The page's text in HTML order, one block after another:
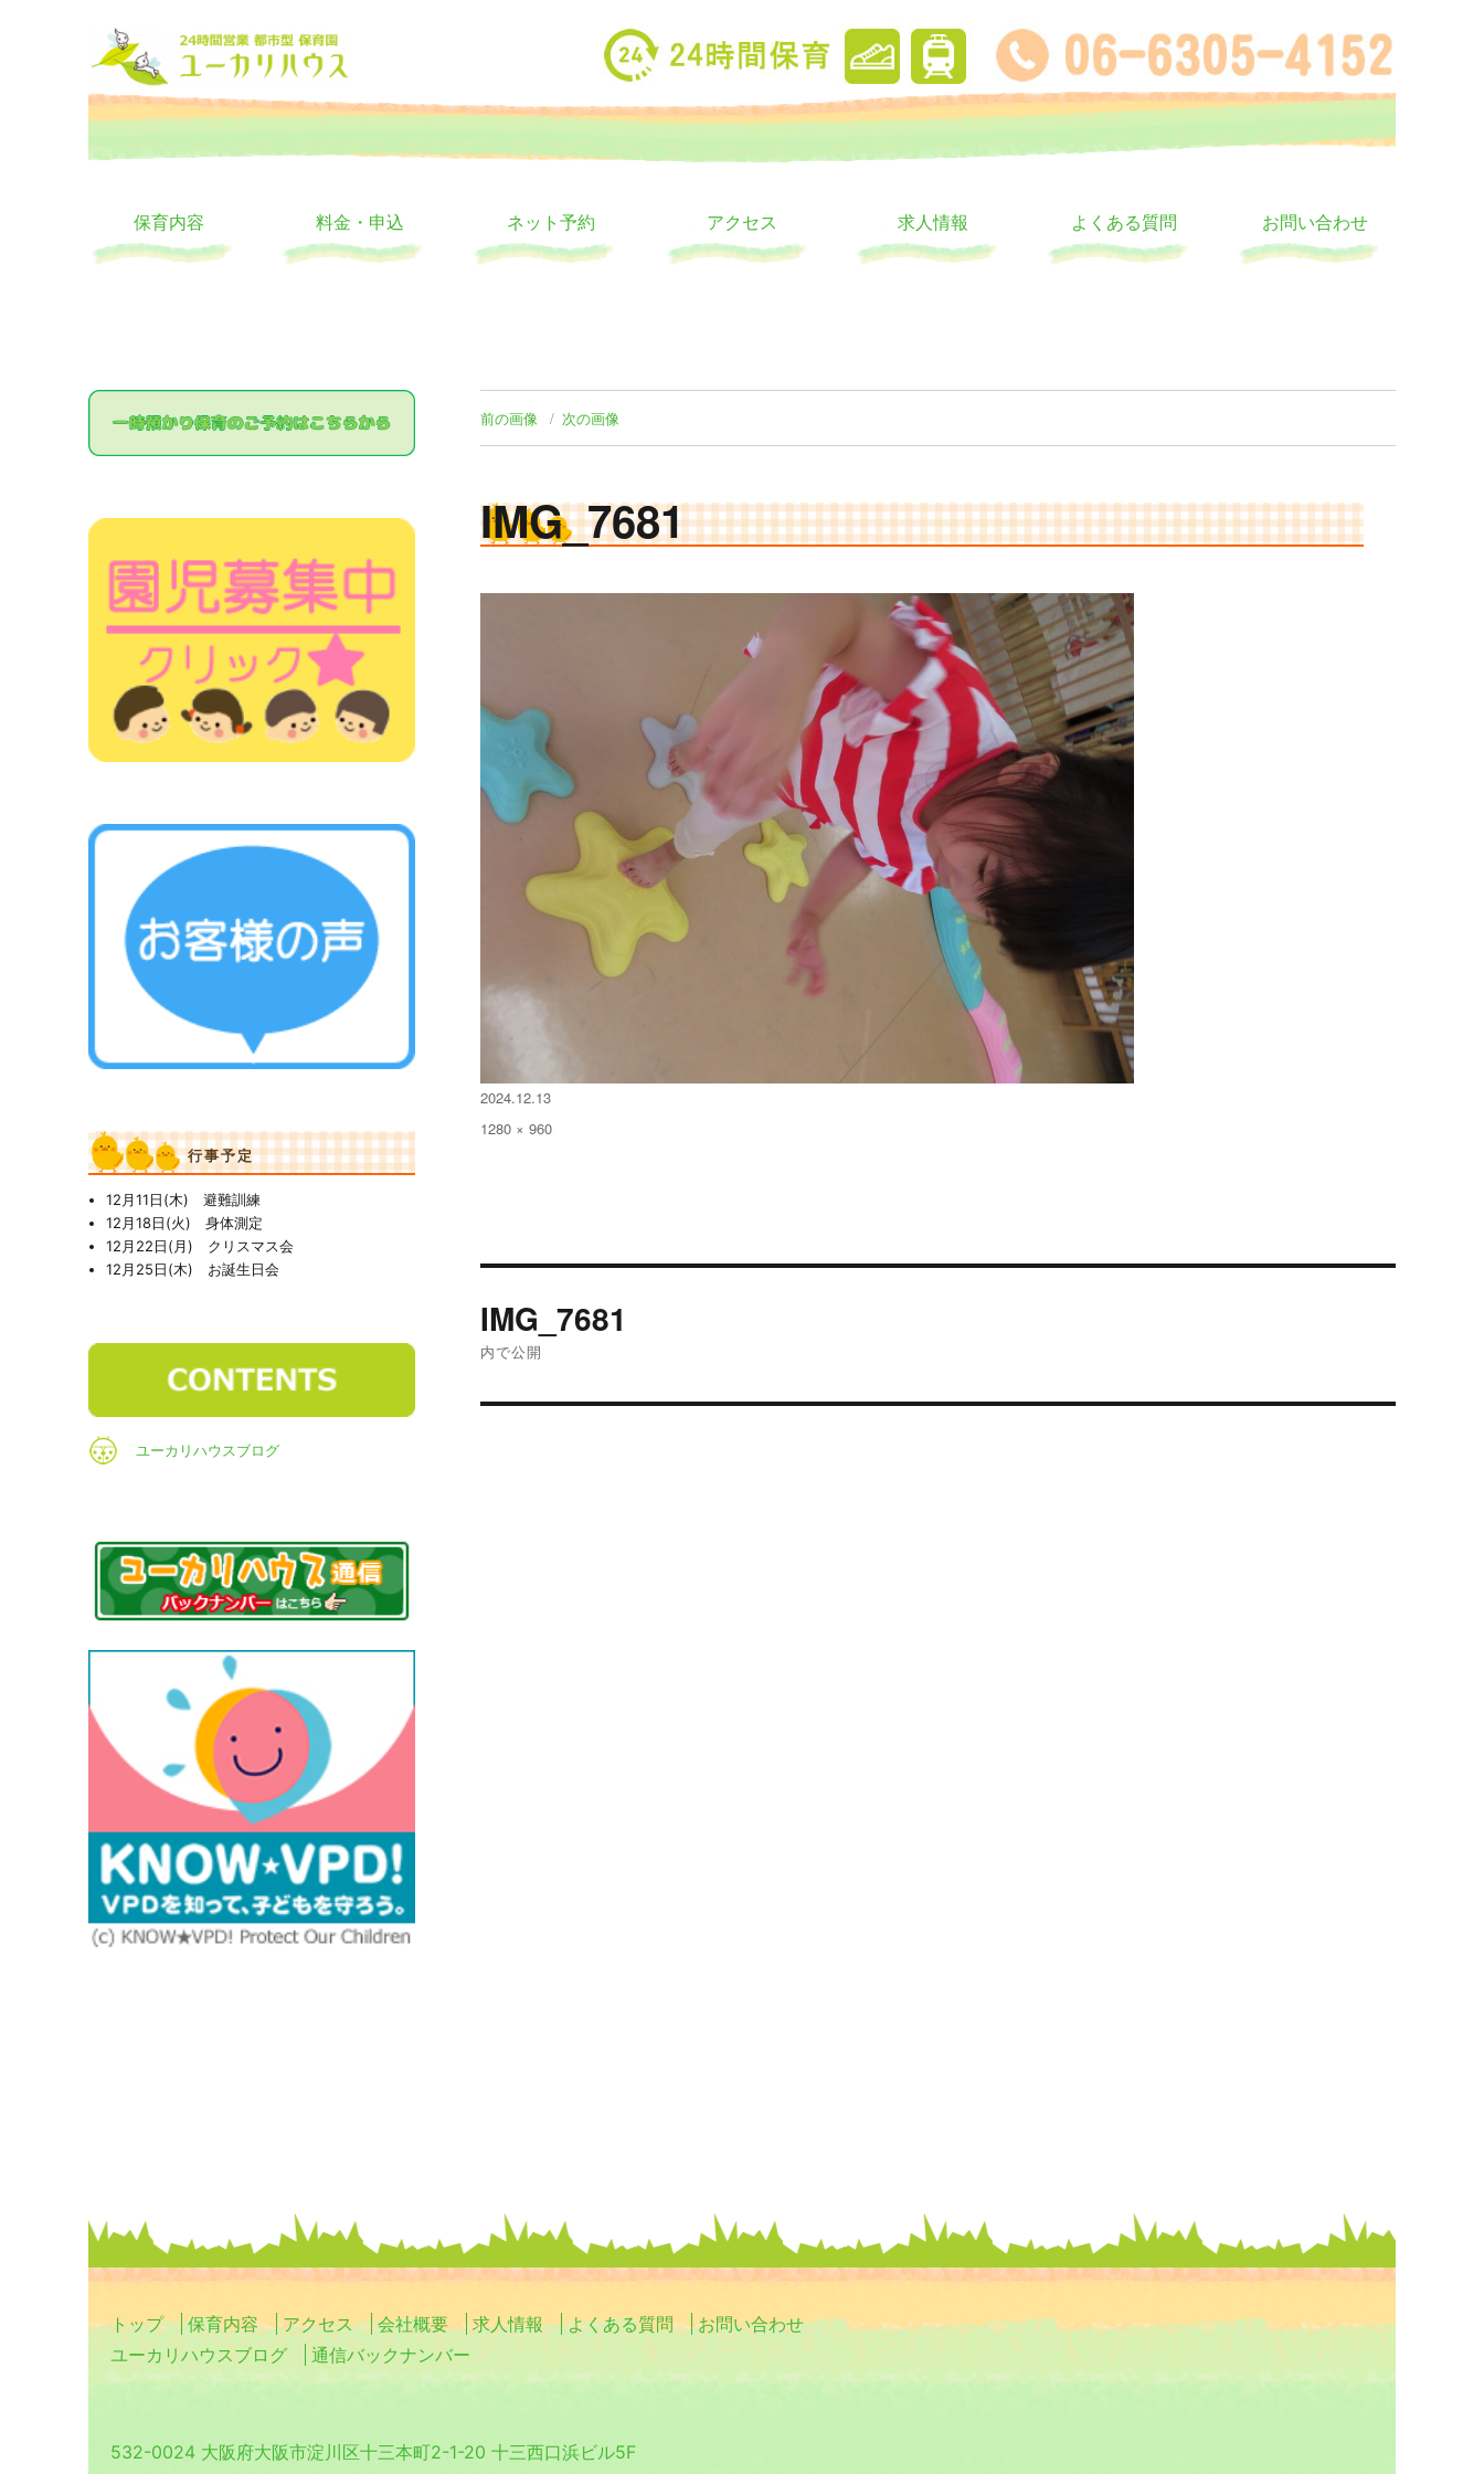
24時間託児所 ユーカリハウス
大阪の24時間託児所 ユーカリハウス 月極 一時保育 一時預かり
保育内容 料金・申込 ネット予約 アクセス 求人情報 よくある質問 お問い合わせ
前の画像 次の画像
IMG_7681
投
稿
2024.12.13
フ
1280 × 960
稿
IMG_7681
内で公開
行事予定
12月11日(木) 避難訓練
12月18日(火) 身体測定
12月22日(月) クリスマス会
12月25日(木) お誕生日会
ユーカリハウスブログ
トップ 保育内容 アクセス 会社概要 求人情報 よくある質問
お問い合わせ
ユーカリハウスブログ
通信バックナンバー
532-0024 大阪府大阪市淀川区十三本町2-1-20 十三西口浜ビル5F